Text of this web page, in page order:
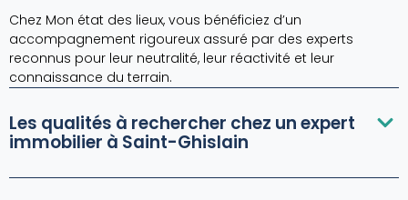
Chez Mon état des lieux, vous bénéficiez d’un
accompagnement rigoureux assuré par des experts
reconnus pour leur neutralité, leur réactivité et leur
connaissance du terrain.
Les qualités à rechercher chez un expert
immobilier à Saint-Ghislain